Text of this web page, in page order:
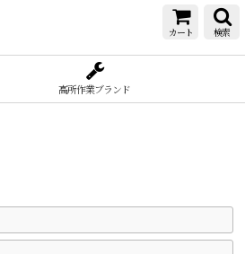
カート 検索
高所作業ブランド